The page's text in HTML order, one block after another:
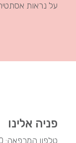
על נראות
פניה אלינו
טלפון המרפאה: